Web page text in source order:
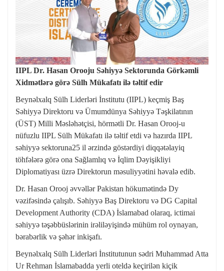
IIPL Dr. Hasan Orooju Səhiyyə Sektorunda Görkəmli
Xidmətlərə görə Sülh Mükafatı ilə təltif edir
Beynəlxalq Sülh Liderləri İnstitutu (IIPL) keçmiş Baş
Səhiyyə Direktoru və Ümumdünya Səhiyyə Təşkilatının
(ÜST) Milli Məsləhətçisi, hörmətli Dr. Hasan Orooj-u
nüfuzlu IIPL Sülh Mükafatı ilə təltif etdi və hazırda IIPL
səhiyyə sektoruna25 il ərzində göstərdiyi diqqətəlayiq
töhfələrə görə ona Sağlamlıq və İqlim Dəyişikliyi
Diplomatiyası üzrə Direktorun məsuliyyətini həvalə edib.
Dr. Hasan Orooj əvvəllər Pakistan hökumətində Dy
vəzifəsində çalışıb. Səhiyyə Baş Direktoru və DG Capital
Development Authority (CDA) İslamabad olaraq, ictimai
səhiyyə təşəbbüslərinin irəliləyişində mühüm rol oynayan,
bərabərlik və şəhər inkişafı.
Beynəlxalq Sülh Liderləri İnstitutunun sədri Muhammad Atta
Ur Rehman İslamabadda yerli oteldə keçirilən kiçik